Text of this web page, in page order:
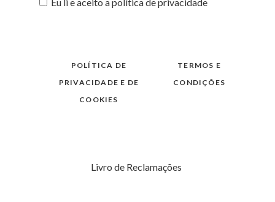
POLÍTICA DE
PRIVACIDADE E DE
COOKIES
TERMOS E
CONDIÇÕES
Livro de Reclamações